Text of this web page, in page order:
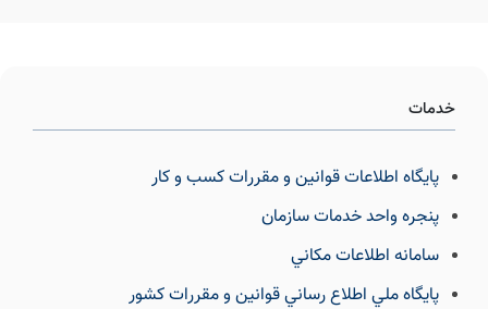
خدمات
پايگاه اطلاعات قوانين و مقررات كسب و كار
پنجره واحد خدمات سازمان
سامانه اطلاعات مكاني
پايگاه ملي اطلاع رساني قوانين و مقررات كشور